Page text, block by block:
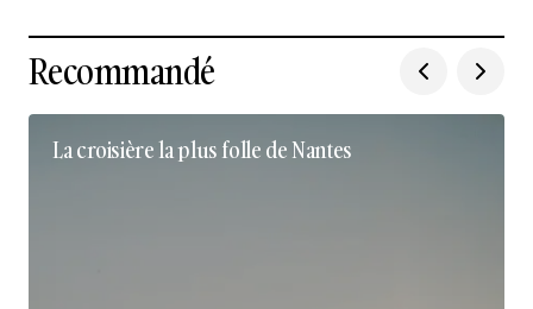
Recommandé
La croisière la plus folle de Nantes